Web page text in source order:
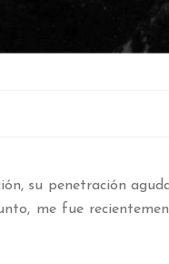
su penetración
me fue